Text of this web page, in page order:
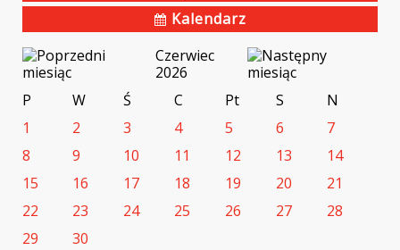
Kalendarz
Czerwiec
2026
P
W Ś C Pt S
N
1
2 3 4 5 6
7
8
9 10 11 12 13
14
15
16 17 18 19 20
21
22
23 24 25 26 27
28
29
30